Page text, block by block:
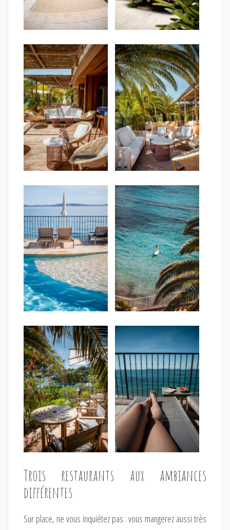
Trois restaurants aux ambiances
différentes
Sur place, ne vous inquiétez pas : vous mangerez aussi très